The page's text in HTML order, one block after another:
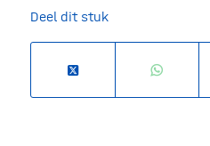
Deel dit stuk